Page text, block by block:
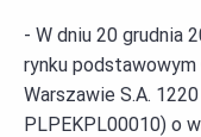
- W dniu 20 grudnia
rynku
Warszawie S.A.
PLPEKPL00010) o